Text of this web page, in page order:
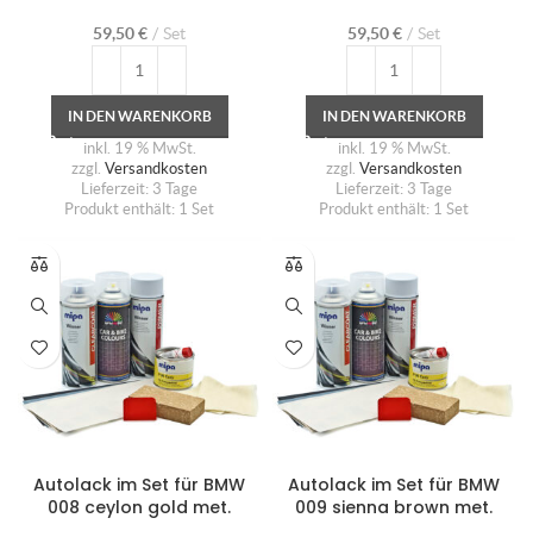
59,50€ Set
IN DEN WARENKORB
inkl. 19 % MwSt.
zzgl. Versandkosten
Lieferzeit: 3 Tage
Produkt enthält: 1 Set
59,50€ Set
IN DEN WARENKORB
inkl. 19 % MwSt.
zzgl. Versandkosten
Lieferzeit: 3 Tage
Produkt enthält: 1 Set
Autolack im Set für BMW
008 ceylon gold met.
Autolack im Set für BMW
009 sienna brown met.